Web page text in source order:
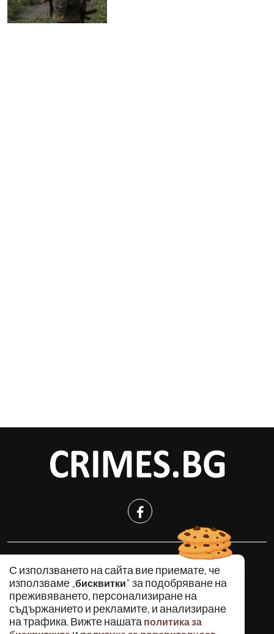
С използването на сайта вие приемате, че
използваме „бисквитки" за подобряване на
преживяването, персонализиране на
съдържанието и рекламите, и анализиране
на трафика. Вижте нашата политика за
КРИМИНАЛНО
ИНЦИДЕНТИ
АНАЛИЗИ
ПО СВЕТА
ВОДЕЩИ ТЕМИ